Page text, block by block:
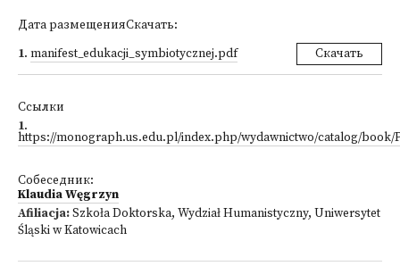
Дата размещенияСкачать:
1. manifest_edukacji_symbiotycznej.pdf Скачать
Ссылки
1.
https://monograph.us.edu.pl/index.php/wydawnictwo/catalog/book/
Собеседник:
Klaudia Węgrzyn
Afiliacja:Szkoła Doktorska, Wydział Humanistyczny, Uniwersytet
Śląski w Katowicach